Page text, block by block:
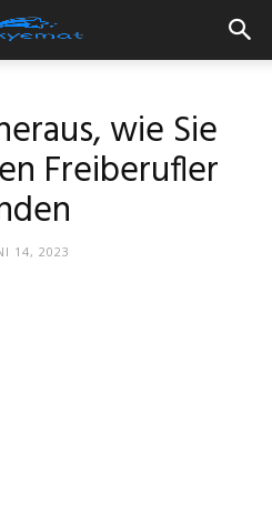
wie Sie
Freiberufler
14, 2023